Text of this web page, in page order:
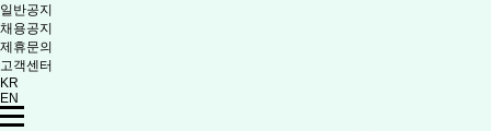
일반공지
채용공지
제휴문의
고객센터
KR
EN